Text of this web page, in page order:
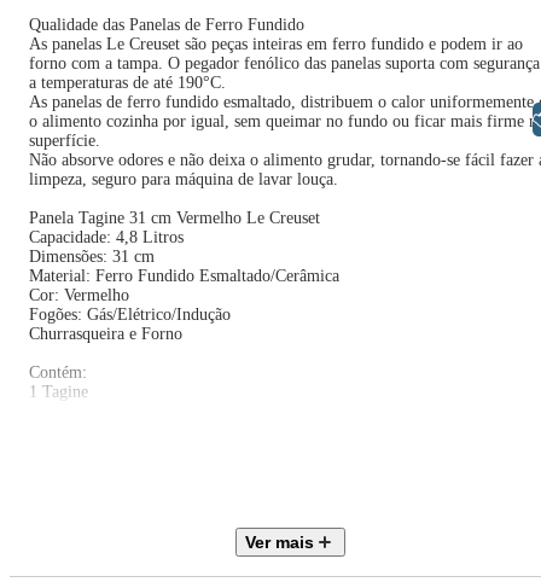
Qualidade das Panelas de Ferro Fundido
As panelas Le Creuset são peças inteiras em ferro fundido e podem ir ao
forno com a tampa. O pegador fenólico das panelas suporta com segurança
a temperaturas de até 190°C.
As panelas de ferro fundido esmaltado, distribuem o calor uniformemente
o alimento cozinha por igual, sem queimar no fundo ou ficar mais firme
superfície.
Não absorve odores e não deixa o alimento grudar, tornando-se fácil fazer
limpeza, seguro para máquina de lavar louça.
Panela Tagine 31 cm Vermelho Le Creuset
Capacidade: 4,8 Litros
Dimensões: 31 cm
Material: Ferro Fundido Esmaltado/Cerâmica
Cor: Vermelho
Fogões: Gás/Elétrico/Indução
Churrasqueira e Forno
Contém:
1 Tagine
de barro. O vapor é re-condensado em gotas de água em suas paredes frias
que cai de volta nos ingredientes mantendo-os suculentos e úmidos.
Ver mais
Libras